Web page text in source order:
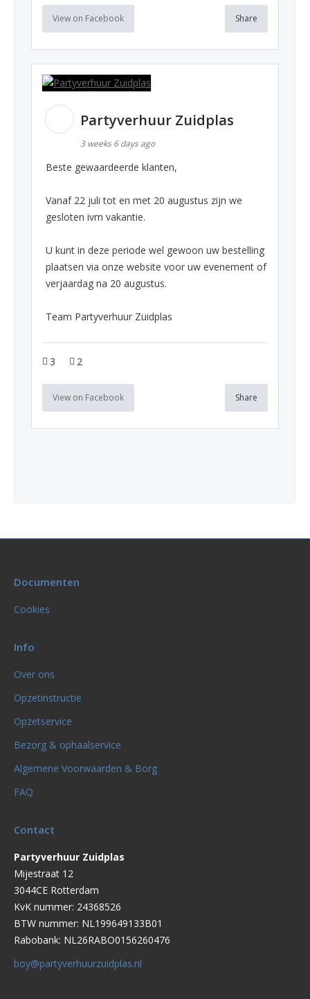
View on Facebook Share
Partyverhuur Zuidplas
3 weeks 6 days ago
Beste gewaardeerde klanten,
Vanaf 22 juli tot en met 20 augustus zijn we
gesloten ivm vakantie.
U kunt in deze periode wel gewoon uw bestelling
plaatsen via onze website voor uw evenement of
verjaardag na 20 augustus.
Team Partyverhuur Zuidplas
3 2
View on Facebook Share
Documenten
Cookies
Info
Over ons
Opzetinstructie
Opzetservice
Bezorg & ophaalservice
Algemene Voorwaarden & Borg
FAQ
Contact
Partyverhuur Zuidplas
Mijestraat 12
3044CE Rotterdam
KvK nummer: 24368526
BTW nummer: NL199649133B01
Rabobank: NL26RABO0156260476
boy@partyverhuurzuidplas.nl